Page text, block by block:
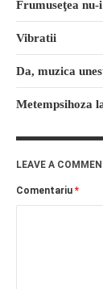
Frumuseţea nu-
Vibratii
Da, muzica
Metempsihoza
LEAVE A
Comentariu *